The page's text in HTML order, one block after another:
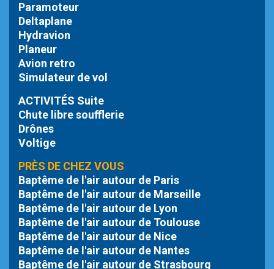
Paramoteur
Deltaplane
Hydravion
Planeur
Avion retro
Simulateur de vol
ACTIVITÉS Suite
Chute libresoufflerie
Drônes
Voltige
PRÈS DE CHEZ VOUS
Baptême de l'air autour de Paris
Baptême de l'air autour de Marseille
Baptême de l'air autour de Lyon
Baptême de l'air autour de Toulouse
Baptême de l'air autour de Nice
Baptême de l'air autour de Nantes
Baptême de l'air autour de Strasbourg